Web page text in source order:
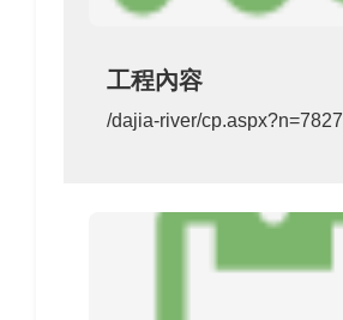
工程內容
/dajia-river/cp.aspx?n=7827